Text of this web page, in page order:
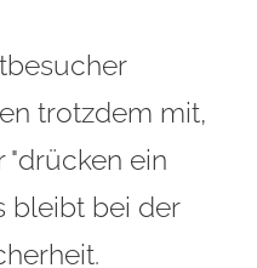
trotzdem mit,
"drücken ein
bleibt bei der